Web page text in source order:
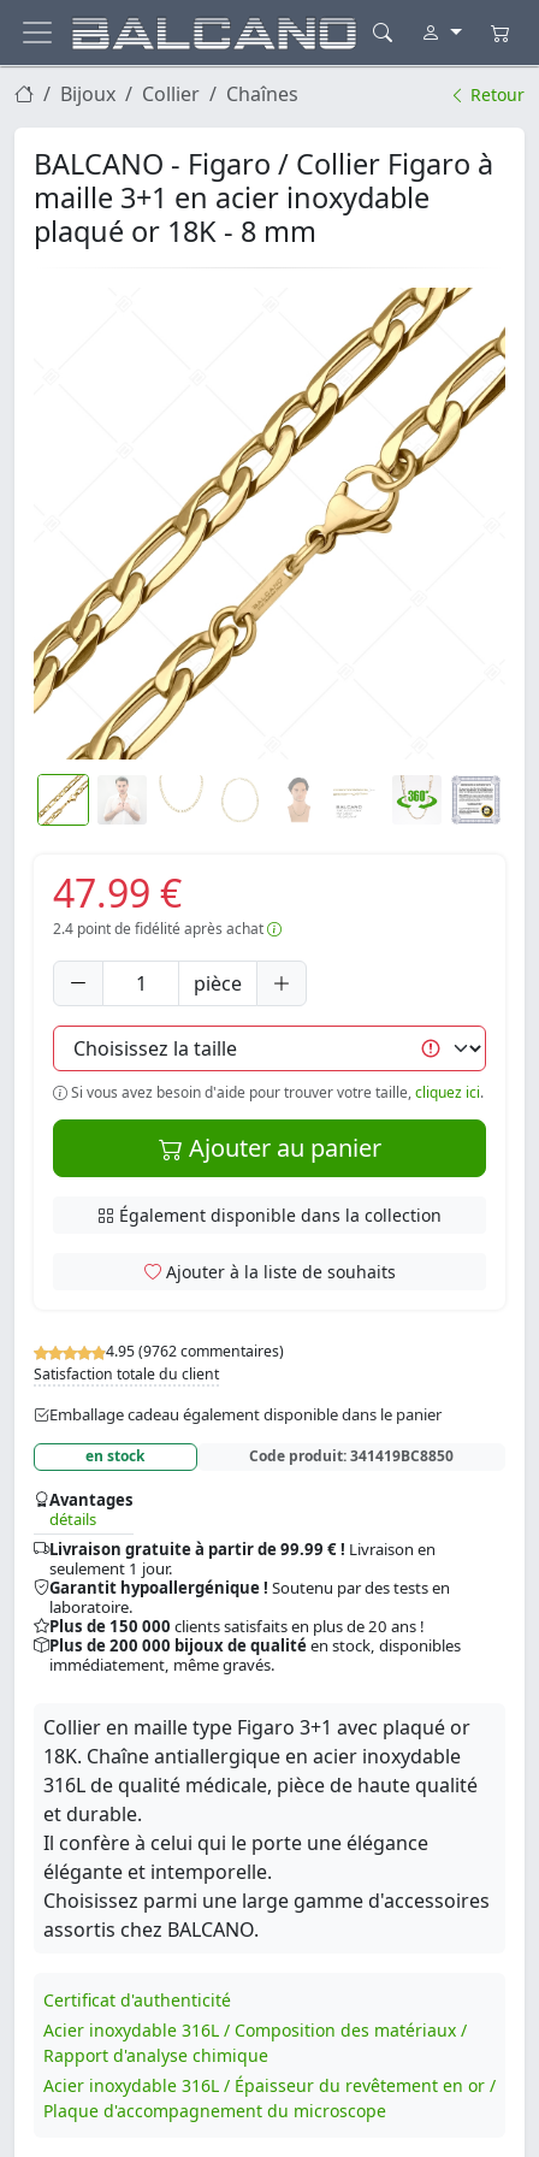
Bijoux Collier Chaînes Retour
BALCANO - Figaro / Collier Figaro à
maille 3+1 en acier inoxydable
plaqué or 18K - 8 mm
4.95 (9762 commentaires)
Satisfaction totale du client
Emballage cadeau également disponible dans le panier
en stock Code produit:341419BC8850
Avantages
détails
Livraison gratuite à partir de 99.99 € ! Livraison en
seulement 1 jour.
Garantit hypoallergénique ! Soutenu par des tests en
laboratoire.
Plus de 150 000 clients satisfaits en plus de 20 ans !
Plus de 200 000 bijoux de qualitéen stock, disponibles
immédiatement, même gravés.
47.99 €
2.4 point de fidélité après achat
pièce
Si vous avez besoin d'aide pour trouver votre taille,cliquez ici.
Ajouter au panier
Également disponible dans la collection
Ajouter à la liste de souhaits
Collier en maille type Figaro 3+1 avec plaqué or
18K. Chaîne antiallergique en acier inoxydable
316L de qualité médicale, pièce de haute qualité
et durable.
Il confère à celui qui le porte une élégance
élégante et intemporelle.
Choisissez parmi une large gamme d'accessoires
assortis chez BALCANO.
Certificat d'authenticité
Acier inoxydable 316L / Composition des matériaux /
Rapport d'analyse chimique
Acier inoxydable 316L / Épaisseur du revêtement en or /
Plaque d'accompagnement du microscope